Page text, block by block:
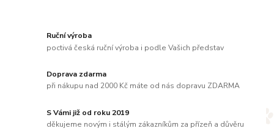
Ruční výroba
poctivá česká ruční výroba i podle Vašich představ
Doprava zdarma
při nákupu nad 2000 Kč máte od nás dopravu ZDARMA
S Vámi již od roku 2019
děkujeme novým i stálým zákazníkům za přízeň a důvěru